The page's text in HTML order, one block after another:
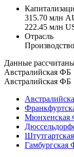
315.70 млн
222.45 млн
Отрасль
Данные
Австралийская ФБ
Австралийская ФБ
Мюнхенская
Гамбургская